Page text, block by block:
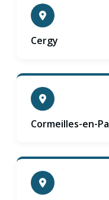
Cergy
Cormeilles-en-